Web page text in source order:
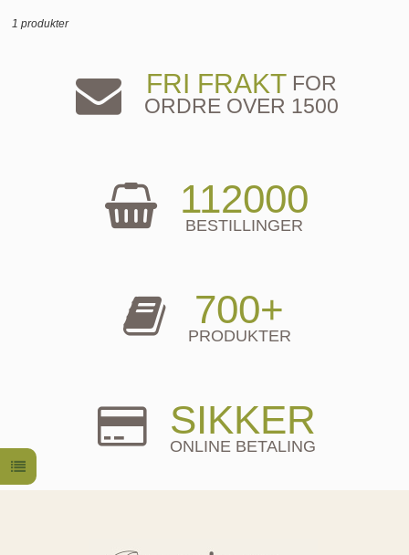
1 produkter
FRI FRAKTFOR
ORDRE OVER 1500
112000
BESTILLINGER
700+
PRODUKTER
SIKKER
ONLINE BETALING